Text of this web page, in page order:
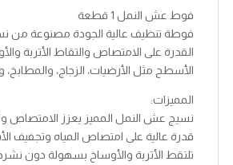
فوط عش النمل 1 قطعة
فوطة تنظيف عالية الجودة مصنوعة من
القدرة على الامتصاص والتقاط الأتربة
الأسطح مثل الأرضيات، الزجاج،
المميزات:
نسيج عش النمل المميز يعزز الامتصاص
قدرة عالية على امتصاص المياه وتجفيف
تلتقط الأتربة والأوساخ بسهولة دون